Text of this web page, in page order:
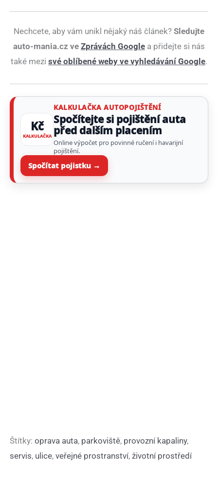
Nechcete, aby vám unikl nějaký náš článek? Sledujte
auto-mania.cz ve Zprávách Google a přidejte si nás
také mezi své oblíbené weby ve vyhledávání Google.
Kč
KALKULAČKA
KALKULAČKA AUTOPOJIŠTĚNÍ
Spočítejte si pojištění auta
před dalším placením
Online výpočet pro povinné ručení i havarijní
pojištění.
Spočítat pojistku →
Štítky: oprava auta, parkoviště, provozní kapaliny,
servis, ulice, veřejné prostranství, životní prostředí